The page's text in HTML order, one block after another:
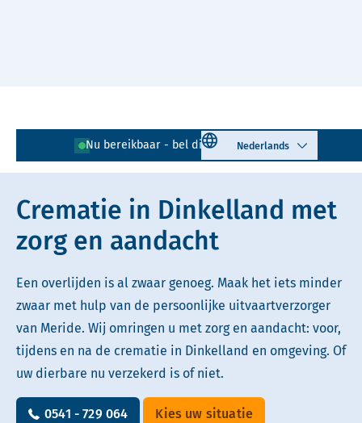
Nu bereikbaar - bel direct! 0541 - 729 064
Select language
Lees voor Uitleg woorden
Simpele tekst
Crematie in Dinkelland met
zorg en aandacht
Een overlijden is al zwaar genoeg. Maak het iets minder
zwaar met hulp van de persoonlijke uitvaartverzorger
van Meride. Wij omringen u met zorg en aandacht: voor,
tijdens en na de crematie in Dinkelland en omgeving. Of
uw dierbare nu verzekerd is of niet.
0541 - 729 064 Kies uw situatie